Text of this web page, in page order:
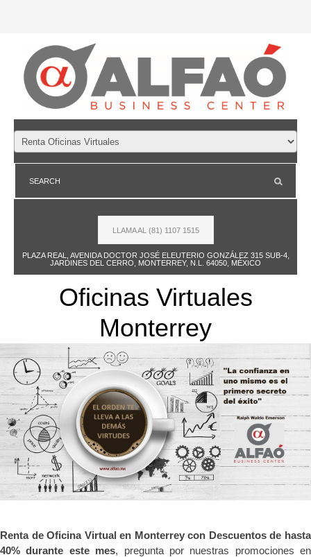
LLAMA AL (81) 1107 1515
PLAZA REAL, AVENIDA DOCTOR JOSÉ ELEUTERIO GONZÁLEZ 315 SUB-4,
JARDINES DEL CERRO, MONTERREY, N.L. 64050, MÉXICO
Oficinas Virtuales
Monterrey
Renta de Oficina Virtual en Monterrey con Descuentos de hasta
40% durante este mes, pregunta por nuestras promociones en